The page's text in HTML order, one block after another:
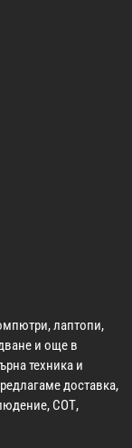
лаптопи,
и още в
техника и
доставка,
СОТ,